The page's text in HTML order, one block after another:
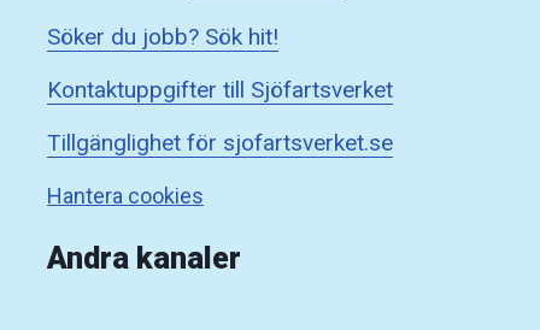
Söker du jobb? Sök hit!
Kontaktuppgifter till Sjöfartsverket
Tillgänglighet för sjofartsverket.se
Hantera cookies
Andra kanaler